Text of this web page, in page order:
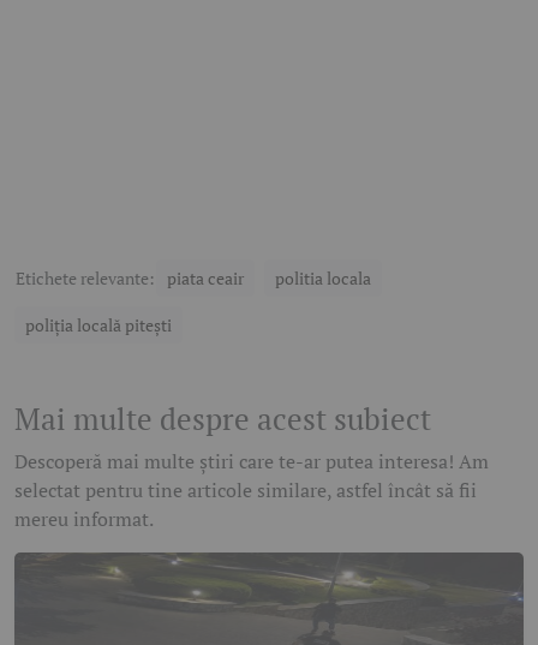
Etichete relevante: piata ceair politia locala
poliția locală pitești
Mai multe despre acest subiect
Descoperă mai multe știri care te-ar putea interesa! Am
selectat pentru tine articole similare, astfel încât să fii
mereu informat.